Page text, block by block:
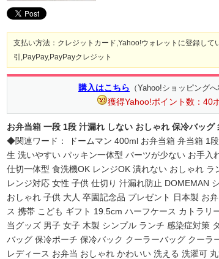
支払い方法：クレジットカード,Yahoo!ウォレットに登録して
引,PayPay,PayPayクレジット
購入はこちら （Yahoo!ショッピングへ
獲得Yahoo!ポイント数：40
お弁当箱 一段 1段 汁漏れ しない おしゃれ 保冷バッグ
◆関連ワード： ドームマン 400ml お弁当箱 弁当箱 1
生 洗いやすい パッキン一体型 パーツが少ない お手入
仕切一体型 食洗機OK レンジOK 潰れない おしゃれ
レンジ対応 女性 子供 仕切り 汁漏れ防止 DOMEMAN
おしゃれ 子供 大人 卒園記念品 プレゼント 日本製 お
ス 携帯 こども ギフト 19.5cm ハーフケース カトラリ
当グッズ 男子 女子 木製 シンプル ランチ 感染症対策
バッグ 保冷ポーチ 保冷バック クーラーバッグ クーラ
レディース お弁当 おしゃれ かわいい 洗える 洗濯可